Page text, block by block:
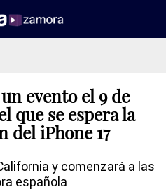
evento el 9 de
que se espera la
del iPhone 17
y comenzará a las
española